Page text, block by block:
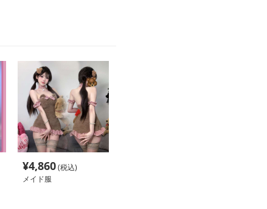
¥4,860(税込)
メイド服